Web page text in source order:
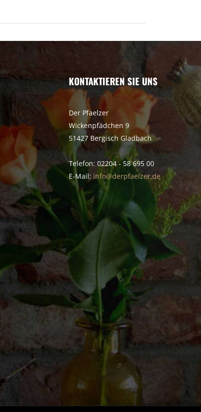
KONTAKTIEREN SIE UNS
Der Pfaelzer
Wickenpfädchen 9
51427 Bergisch Gladbach
Telefon: 02204 - 58 695 00
E-Mail: info@derpfaelzer.de